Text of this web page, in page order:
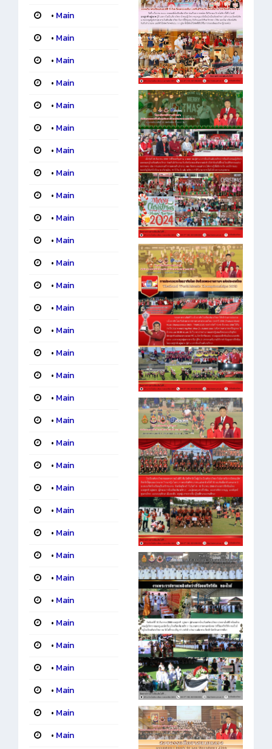
• Main
• Main
• Main
• Main
• Main
• Main
• Main
• Main
• Main
• Main
• Main
• Main
• Main
• Main
• Main
• Main
• Main
• Main
• Main
• Main
• Main
• Main
• Main
• Main
• Main
• Main
• Main
• Main
• Main
• Main
• Main
• Main
• Main